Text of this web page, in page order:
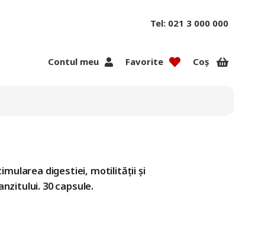
Tel: 021 3 000 000
Contul meu Favorite Coș
digestiei, motilității și
30 capsule.